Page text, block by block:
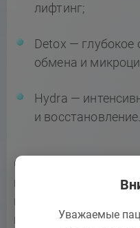
Уважаемые
лифтинг;
Detox — глубокое
обмена и
Hydra —
и восстановление.
Составы
комплексно:
и выведение
кожи. Эффект уже